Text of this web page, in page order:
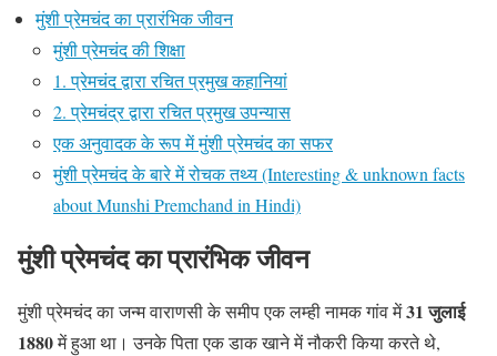
मुंशी प्रेमचंद का प्रारंभिक जीवन
मुंशी प्रेमचंद की शिक्षा
1. प्रेमचंद द्वारा रचित प्रमुख कहानियां
2. प्रेमचंद्र द्वारा रचित प्रमुख उपन्यास
एक अनुवादक के रूप में मुंशी प्रेमचंद का सफर
मुंशी प्रेमचंद के बारे में रोचक तथ्य (Interesting & unknown facts
about Munshi Premchand in Hindi)
मुंशी प्रेमचंद का प्रारंभिक जीवन
मुंशी प्रेमचंद का जन्म वाराणसी के समीप एक लम्ही नामक गांव में31 जुलाई
1880में हुआ था। उनके पिता एक डाक खाने में नौकरी किया करते थे,